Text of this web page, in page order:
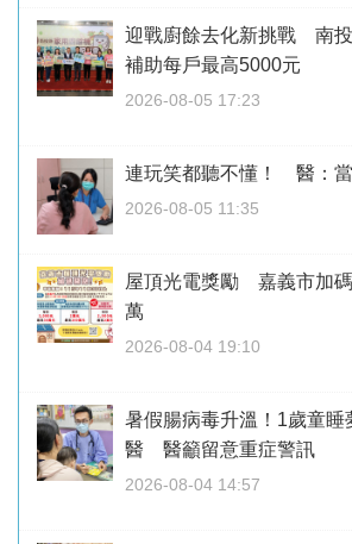
迎戰廚餘去化新挑戰 南
補助每戶最高5000元
2026-08-05 17:23
連玩笑都聽不懂！ 醫：
2026-08-05 11:35
屋頂光電獎勵 嘉義市加
萬
2026-08-04 19:10
暑假腸病毒升溫！1歲童睡
醫 醫籲留意重症警訊
2026-08-04 14:57